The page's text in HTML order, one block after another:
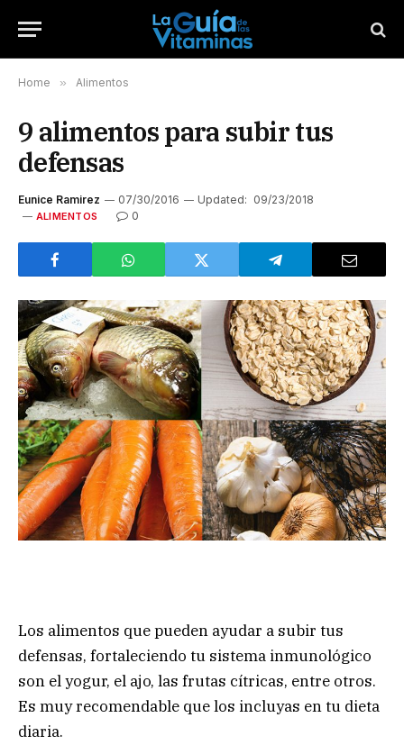
Home » Alimentos
9 alimentos para subir tus
defensas
Eunice Ramirez 07/30/2016 Updated: 09/23/2018
ALIMENTOS 0
Los alimentos que pueden ayudar a subir tus
defensas, fortaleciendo tu sistema inmunológico
son el yogur, el ajo, las frutas cítricas, entre otros.
Es muy recomendable que los incluyas en tu dieta
diaria.